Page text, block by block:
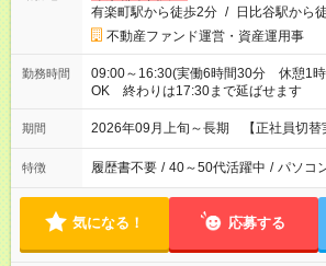
有楽町駅から徒歩2分 / 日比谷駅から
不動産ファンド運営・資産運用事
勤務時間
09:00～16:30(実働6時間30分 休憩1
OK 終わりは17:30まで延ばせます
期間 2026年09月上旬～長期 【正社員切
特徴 履歴書不要 / 40～50代活躍中 / パソコ
気になる！ 応募する